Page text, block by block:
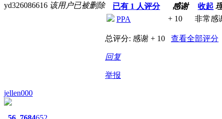
yd326086616 该用户已被删除 已有 1 人评分 感谢 收起
PPA
+ 10 非常感
总评分: 感谢 + 10 查看全部评分
回复
举报
jellen000